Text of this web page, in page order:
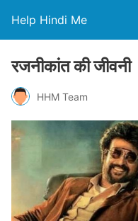
Help Hindi Me
रजनीकांत की जीवनी
HHM Team